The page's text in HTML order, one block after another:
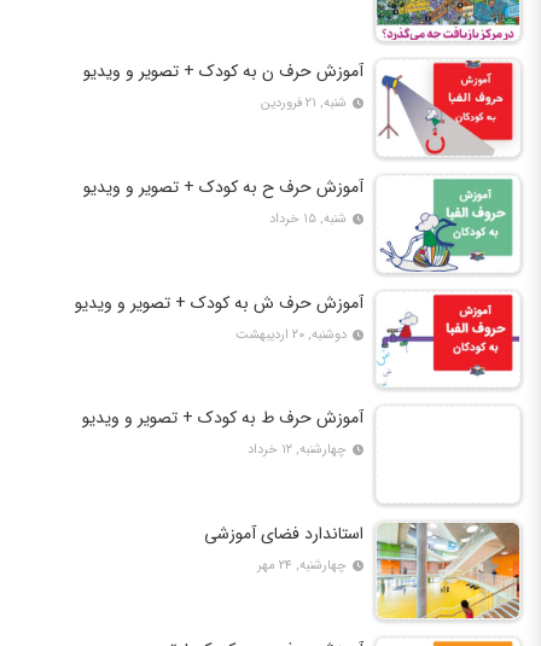
آموزش حرف ن به کودک + تصویر و ویدیو
شنبه, ۲۱ فروردین
آموزش حرف ح به کودک + تصویر و ویدیو
شنبه, ۱۵ خرداد
آموزش حرف ش به کودک + تصویر و ویدیو
دوشنبه, ۲۰ اردیبهشت
آموزش حرف ط به کودک + تصویر و ویدیو
چهارشنبه, ۱۲ خرداد
استاندارد فضای آموزشی
چهارشنبه, ۲۴ مهر